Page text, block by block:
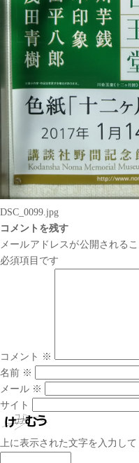
DSC_0099.jpg
コメントを残す
メールアドレスが公開される
必須項目です
コメント ※
名前 ※
メール ※
サイト
上に表示された文字を入力して